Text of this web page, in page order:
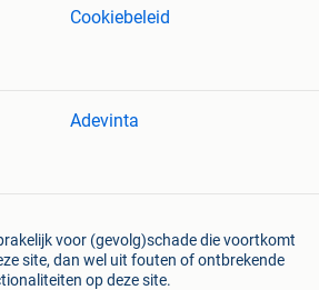
Cookiebeleid
Adevinta
voor (gevolg)schade die voortkomt
site, dan wel uit fouten of ontbrekende
op deze site.